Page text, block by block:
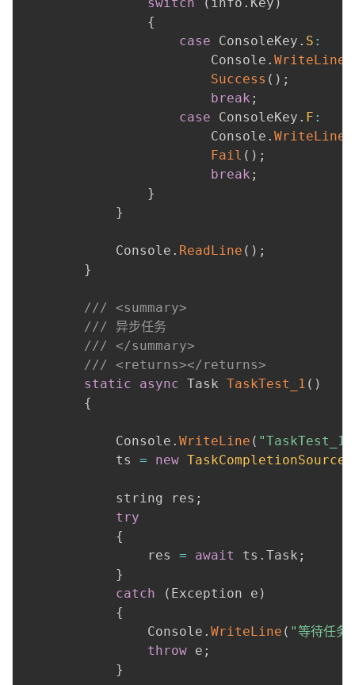
switch ( info . Key )
{
case ConsoleKey . S :
                        Console
. WriteLine
Success ( ) ;
break ;
case ConsoleKey . F :
                        Console
. WriteLine
Fail ( ) ;
break ;
}
}
            Console
. ReadLine ( ) ;
}
/// <summary>
/// 异步任务
/// </summary>
/// <returns></returns>
static
async Task TaskTest_1 ( )
{
            Console
. WriteLine ( "TaskTest_1
            ts
= new TaskCompletionSource
            string res
;
try
{
                res
= await ts . Task ;
}
catch
( Exception e )
{
                Console
. WriteLine ( "等待任
throw e ;
}